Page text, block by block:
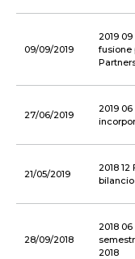
09/09/2019
2019
fusione
Partners
27/06/2019
2019
21/05/2019
2018
bilancio
28/09/2018
2018
2018